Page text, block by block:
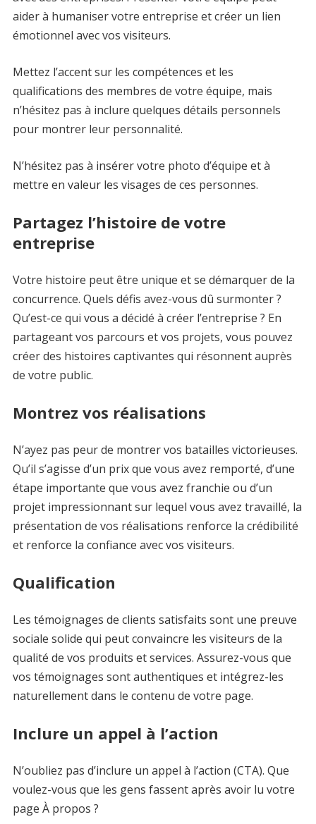
aider à humaniser votre entreprise et créer un lien
émotionnel avec vos visiteurs.
Mettez l’accent sur les compétences et les
qualifications des membres de votre équipe, mais
n’hésitez pas à inclure quelques détails personnels
pour montrer leur personnalité.
N’hésitez pas à insérer votre photo d’équipe et à
mettre en valeur les visages de ces personnes.
Partagez l’histoire de votre
entreprise
Votre histoire peut être unique et se démarquer de la
concurrence. Quels défis avez-vous dû surmonter ?
Qu’est-ce qui vous a décidé à créer l’entreprise ? En
partageant vos parcours et vos projets, vous pouvez
créer des histoires captivantes qui résonnent auprès
de votre public.
Montrez vos réalisations
N’ayez pas peur de montrer vos batailles victorieuses.
Qu’il s’agisse d’un prix que vous avez remporté, d’une
étape importante que vous avez franchie ou d’un
projet impressionnant sur lequel vous avez travaillé, la
présentation de vos réalisations renforce la crédibilité
et renforce la confiance avec vos visiteurs.
Qualification
Les témoignages de clients satisfaits sont une preuve
sociale solide qui peut convaincre les visiteurs de la
qualité de vos produits et services. Assurez-vous que
vos témoignages sont authentiques et intégrez-les
naturellement dans le contenu de votre page.
Inclure un appel à l’action
N’oubliez pas d’inclure un appel à l’action (CTA). Que
voulez-vous que les gens fassent après avoir lu votre
page À propos ?